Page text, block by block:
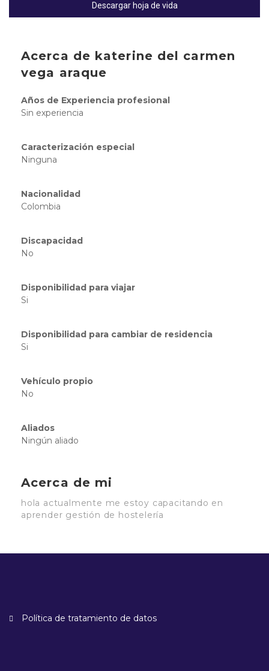
Descargar hoja de vida
Acerca de katerine del carmen
vega araque
Años de Experiencia profesional
Sin experiencia
Caracterización especial
Ninguna
Nacionalidad
Colombia
Discapacidad
No
Disponibilidad para viajar
Si
Disponibilidad para cambiar de residencia
Si
Vehículo propio
No
Aliados
Ningún aliado
Acerca de mi
hola actualmente me estoy capacitando en
aprender gestión de hostelería
Política de tratamiento de datos